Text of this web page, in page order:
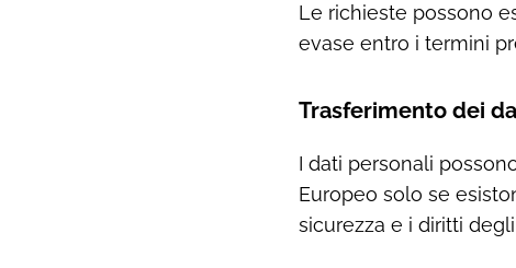
Le richieste possono
evase entro i termini
Trasferimento dei
I dati personali
Europeo solo se
sicurezza e i diritti